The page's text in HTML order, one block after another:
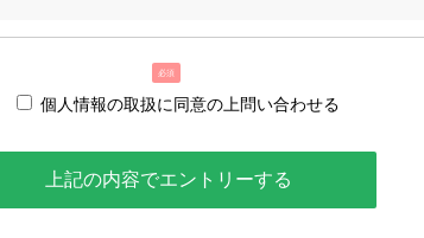
必須
個人情報の取扱に同意の上問い合わせる